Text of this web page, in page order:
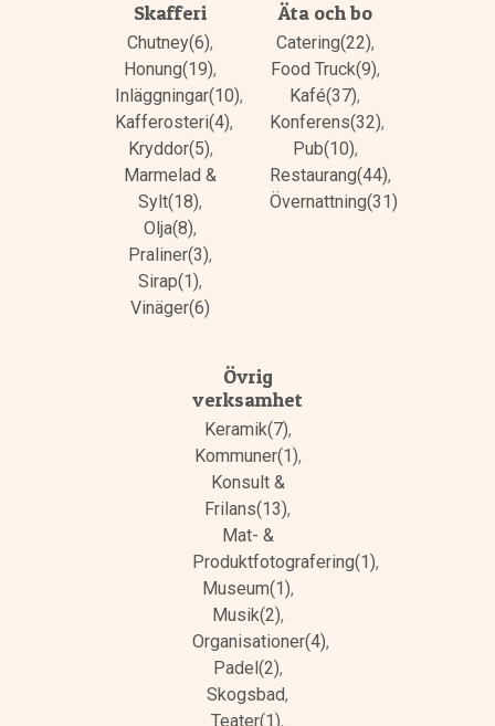
Skafferi
Chutney(6),
Honung(19),
Inläggningar(10),
Kafferosteri(4),
Kryddor(5),
Marmelad &
Sylt(18),
Olja(8),
Praliner(3),
Sirap(1),
Vinäger(6)
Äta och bo
Catering(22),
Food Truck(9),
Kafé(37),
Konferens(32),
Pub(10),
Restaurang(44),
Övernattning(31)
Övrig
verksamhet
Keramik(7),
Kommuner(1),
Konsult &
Frilans(13),
Mat- &
Produktfotografering(1),
Museum(1),
Musik(2),
Organisationer(4),
Padel(2),
Skogsbad,
Teater(1),